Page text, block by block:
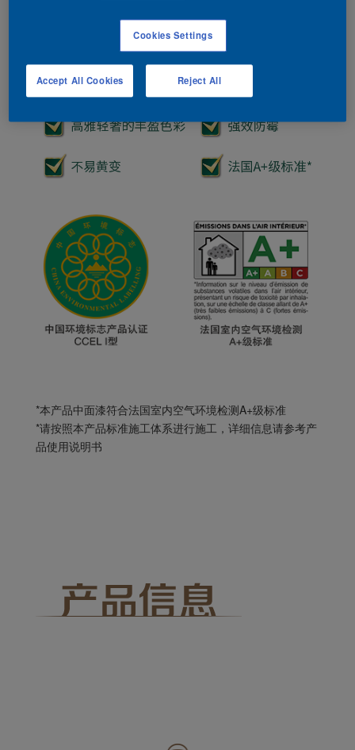
*本产品中面漆符合法国室内空气环境检测A+级标准
*请按照本产品标准施工体系进行施工，详细信息请参考产
品使用说明书
Cookies Settings
Reject All
Accept All Cookies